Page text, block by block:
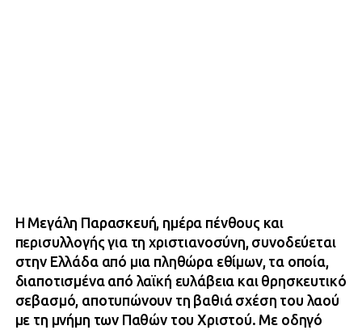
Η Μεγάλη Παρασκευή, ημέρα πένθους και
περισυλλογής για τη χριστιανοσύνη, συνοδεύεται
στην Ελλάδα από μια πληθώρα εθίμων, τα οποία,
διαποτισμένα από λαϊκή ευλάβεια και θρησκευτικό
σεβασμό, αποτυπώνουν τη βαθιά σχέση του λαού
με τη μνήμη των Παθών του Χριστού. Με οδηγό